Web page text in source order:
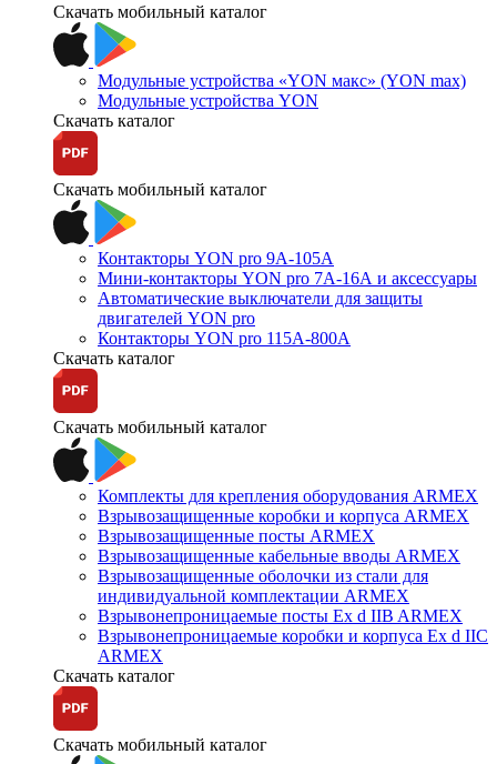
Скачать мобильный каталог
Модульные устройства «YON макс» (YON max)
Модульные устройства YON
Скачать каталог
Скачать мобильный каталог
Контакторы YON pro 9А-105А
Мини-контакторы YON pro 7А-16А и аксессуары
Автоматические выключатели для защиты
двигателей YON pro
Контакторы YON pro 115А-800А
Скачать каталог
Скачать мобильный каталог
Комплекты для крепления оборудования ARMEX
Взрывозащищенные коробки и корпуса ARMEX
Взрывозащищенные посты ARMEX
Взрывозащищенные кабельные вводы ARMEX
Взрывозащищенные оболочки из стали для
индивидуальной комплектации ARMEX
Взрывонепроницаемые посты Ex d IIB ARMEX
Взрывонепроницаемые коробки и корпуса Ex d IIС
ARMEX
Скачать каталог
Скачать мобильный каталог